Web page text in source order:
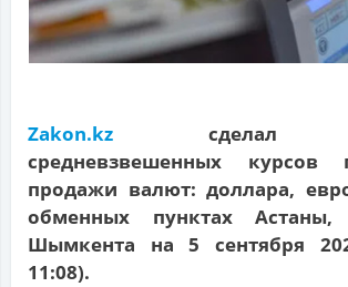
Zakon.kz сделал
средневзвешенных
продажи валют: доллара,
обменных пунктах
Шымкента на 5 сентября
11:08).